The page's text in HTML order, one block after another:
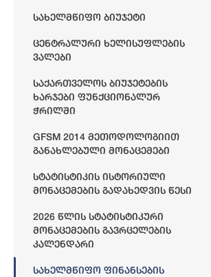
Სახელმწიფო Ბიუჯეტი
Ცენტრალური Ხელისუფლების
Ვალები
Საქართველოს Ბიუჯეტების
Ხარჯები Ფუნქციონალურ
Ჭრილში
GFSM 2014 Მეთოდოლოგიით
Განახლებული Მონაცემები
Სტატისტიკის Ისტორიული
Მონაცემების Გადახედვის Წესი
2026 Წლის Სტატისტიკური
Მონაცემების Გავრცელების
Კალენდარი
Სახელმწიფო Ფინანსების